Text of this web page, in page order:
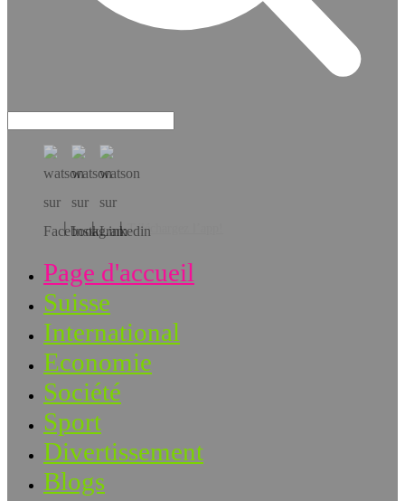
Téléchargez l’app!
Page d'accueil
Suisse
International
Economie
Société
Sport
Divertissement
Blogs